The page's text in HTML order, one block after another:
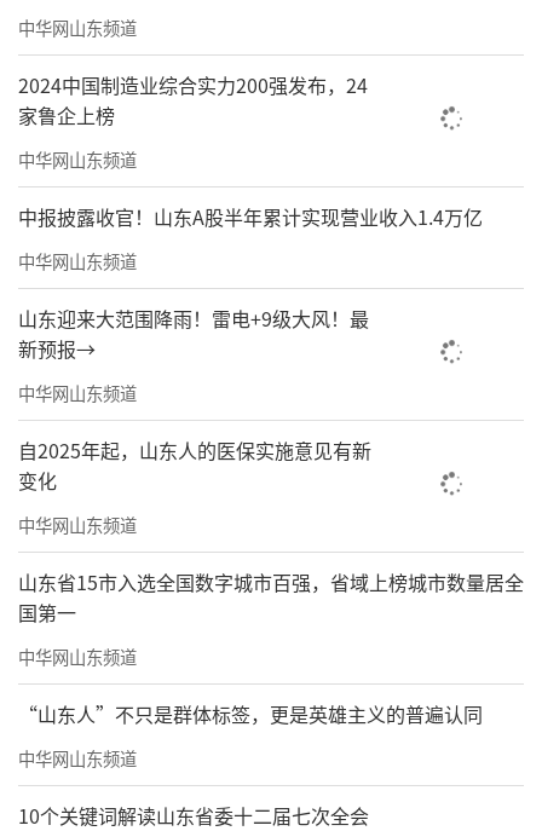
中华网山东频道
2024中国制造业综合实力200强发布，24
家鲁企上榜
中华网山东频道
中报披露收官！山东A股半年累计实现营业收入1.4万亿
中华网山东频道
山东迎来大范围降雨！雷电+9级大风！最
新预报→
中华网山东频道
自2025年起，山东人的医保实施意见有新
变化
中华网山东频道
山东省15市入选全国数字城市百强，省域上榜城市数量居全
国第一
中华网山东频道
“山东人”不只是群体标签，更是英雄主义的普遍认同
中华网山东频道
10个关键词解读山东省委十二届七次全会